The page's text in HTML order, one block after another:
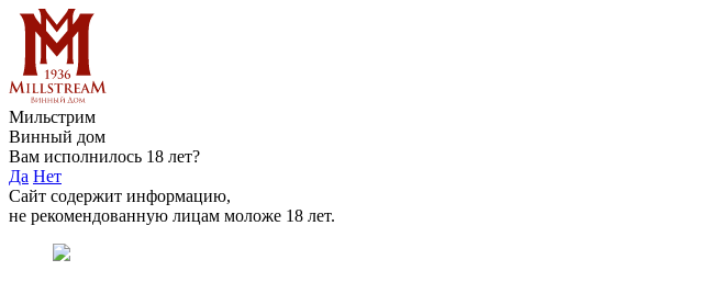
Мильстрим
Винный дом
Вам исполнилось 18 лет?
Да Нет
Сайт содержит информацию,
не рекомендованную лицам моложе 18 лет.